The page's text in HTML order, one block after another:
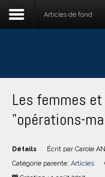
Articles de fond
Les femmes
"opérations-
Détails Écrit par Carole
Catégorie parente: Articles